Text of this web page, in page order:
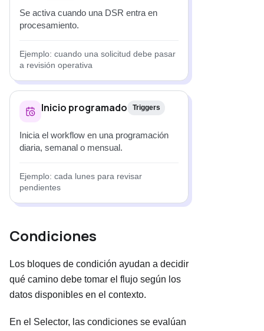
Se activa cuando una DSR entra en
procesamiento.
Ejemplo: cuando una solicitud debe pasar
a revisión operativa
Inicio programado Triggers
Inicia el workflow en una programación
diaria, semanal o mensual.
Ejemplo: cada lunes para revisar
pendientes
Condiciones
Los bloques de condición ayudan a decidir
qué camino debe tomar el flujo según los
datos disponibles en el contexto.
En el Selector, las condiciones se evalúan